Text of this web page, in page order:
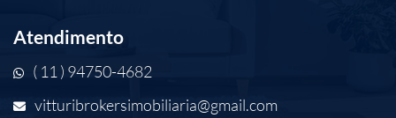
Atendimento
( 11 ) 94750-4682
vitturibrokersimobiliaria@gmail.com